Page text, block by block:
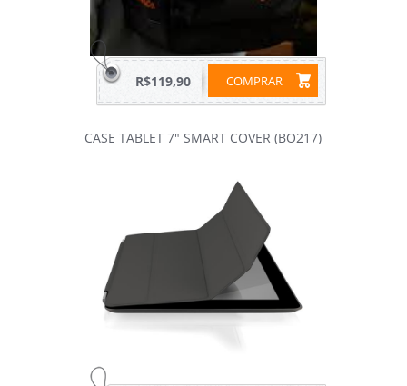
COMPRAR
R$119,90
CASE TABLET 7" SMART COVER (BO217)